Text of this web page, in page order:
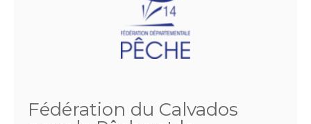
Fédération du Calvados